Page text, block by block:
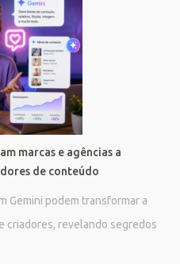
marcas e agências a
de conteúdo
Gemini podem transformar a
criadores, revelando segredos